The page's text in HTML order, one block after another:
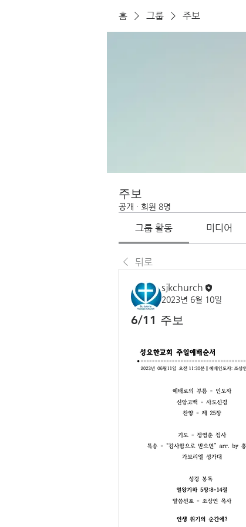
홈 그룹 주보
주보
공개 · 회원 8명
그룹 활동 미디어
뒤로
sjkchurch
2023년 6월 10일
6/11 주보